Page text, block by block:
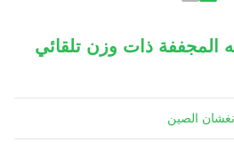
المجففة ذات وزن تلقائي
الصين